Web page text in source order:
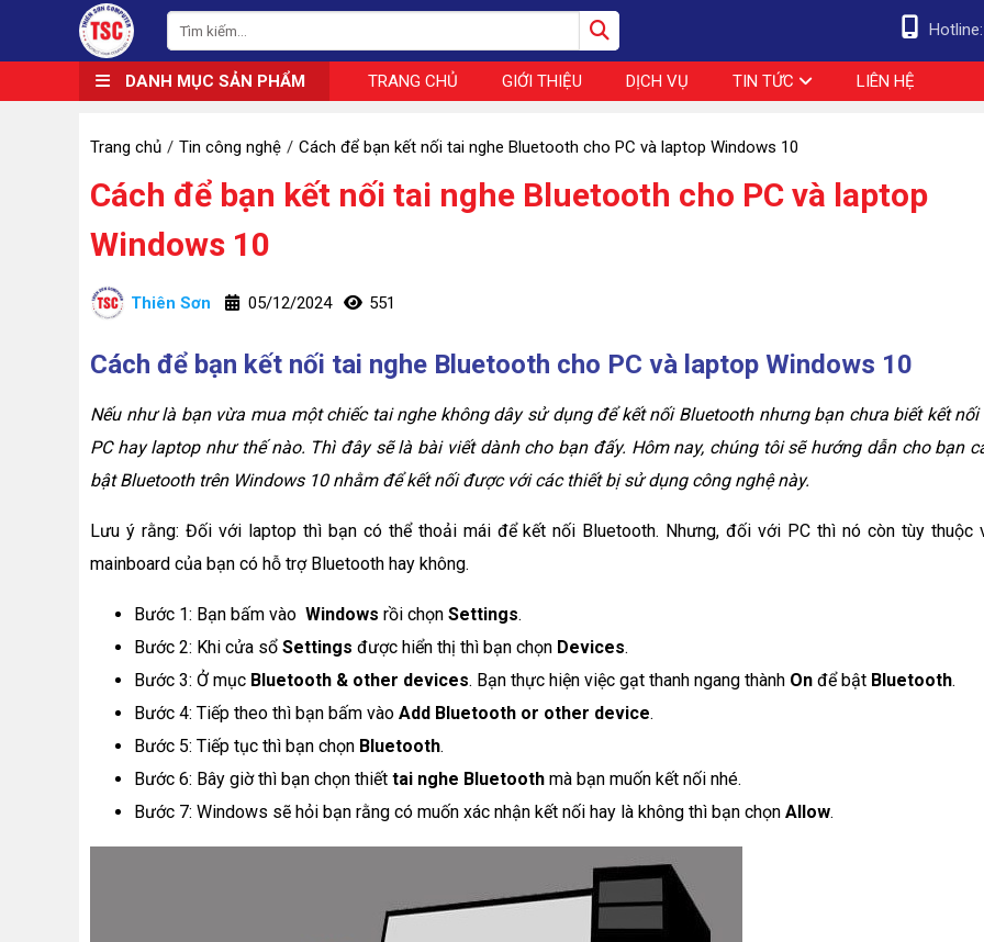
Hotline:
DANH MỤC SẢN PHẨM TRANG CHỦ GIỚI THIỆU DỊCH VỤ TIN TỨC LIÊN HỆ
Trang chủ Tin công nghệ Cách để bạn kết nối tai nghe Bluetooth cho PC và laptop Windows 10
Cách để bạn kết nối tai nghe Bluetooth cho PC và laptop
Windows 10
Thiên Sơn 05/12/2024 551
Cách để bạn kết nối tai nghe Bluetooth cho PC và laptop Windows 10
Nếu như là bạn vừa mua một chiếc tai nghe không dây sử dụng để kết nối Bluetooth nhưng bạn chưa biết kết nối
PC hay laptop như thế nào. Thì đây sẽ là bài viết dành cho bạn đấy. Hôm nay, chúng tôi sẽ hướng dẫn cho bạn
bật Bluetooth trên Windows 10 nhằm để kết nối được với các thiết bị sử dụng công nghệ này.
Lưu ý rằng: Đối với laptop thì bạn có thể thoải mái để kết nối Bluetooth. Nhưng, đối với PC thì nó còn tùy thuộc
mainboard của bạn có hỗ trợ Bluetooth hay không.
Bước 1: Bạn bấm vào Windows rồi chọn Settings.
Bước 2: Khi cửa sổ Settings được hiển thị thì bạn chọn Devices.
Bước 3: Ở mục Bluetooth & other devices. Bạn thực hiện việc gạt thanh ngang thành On để bật Bluetooth.
Bước 4: Tiếp theo thì bạn bấm vào Add Bluetooth or other device.
Bước 5: Tiếp tục thì bạn chọn Bluetooth.
Bước 6: Bây giờ thì bạn chọn thiết tai nghe Bluetooth mà bạn muốn kết nối nhé.
Bước 7: Windows sẽ hỏi bạn rằng có muốn xác nhận kết nối hay là không thì bạn chọn Allow.